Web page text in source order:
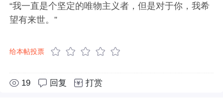
“我一直是个坚定的唯物主义者，但是对于你，我希
望有来世。”
给本帖投票
19 回复 打赏